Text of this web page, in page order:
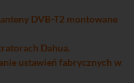
DVB-T2 montowane
Dahua.
ustawień fabrycznych w